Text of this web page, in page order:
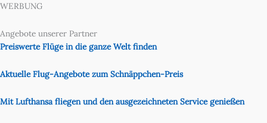
WERBUNG
Angebote unserer Partner
Preiswerte Flüge in die ganze Welt finden
Aktuelle Flug-Angebote zum Schnäppchen-Preis
Mit Lufthansa fliegen und den ausgezeichneten Service genießen